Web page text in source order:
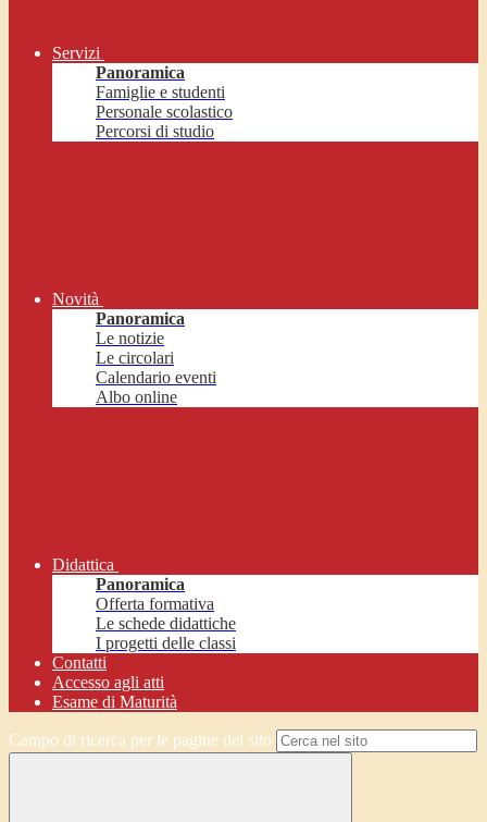
Servizi
Panoramica
Famiglie e studenti
Personale scolastico
Percorsi di studio
Novità
Panoramica
Le notizie
Le circolari
Calendario eventi
Albo online
Didattica
Panoramica
Offerta formativa
Le schede didattiche
I progetti delle classi
Contatti
Accesso agli atti
Esame di Maturità
Campo di ricerca per le pagine del sito